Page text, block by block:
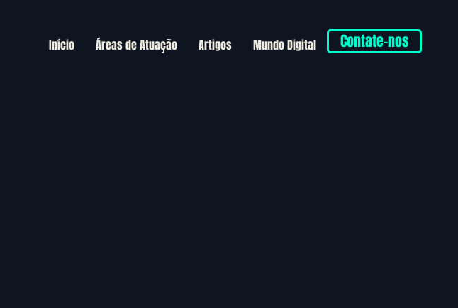
Início Áreas de Atuação Artigos Mundo Digital Contate-nos